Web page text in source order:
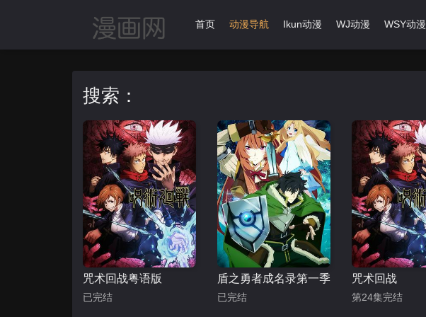
首页 动漫导航 Ikun动漫 WJ动漫 WSY动漫
搜索：
咒术回战粤语版
已完结
盾之勇者成名录第一季
已完结
咒术回战
第24集完结